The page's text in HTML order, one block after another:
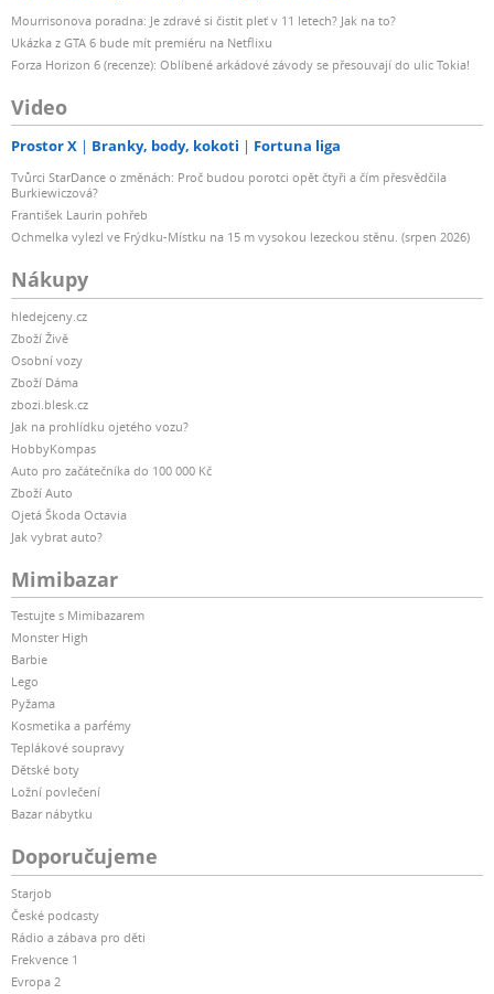
Mourrisonova poradna: Je zdravé si čistit pleť v 11 letech? Jak na to?
Ukázka z GTA 6 bude mít premiéru na Netflixu
Forza Horizon 6 (recenze): Oblíbené arkádové závody se přesouvají do ulic Tokia!
Video
Prostor X Branky, body, kokoti Fortuna liga
Tvůrci StarDance o změnách: Proč budou porotci opět čtyři a čím přesvědčila
Burkiewiczová?
František Laurin pohřeb
Ochmelka vylezl ve Frýdku-Místku na 15 m vysokou lezeckou stěnu. (srpen 2026)
Nákupy
hledejceny.cz
Zboží Živě
Osobní vozy
Zboží Dáma
zbozi.blesk.cz
Jak na prohlídku ojetého vozu?
HobbyKompas
Auto pro začátečníka do 100 000 Kč
Zboží Auto
Ojetá Škoda Octavia
Jak vybrat auto?
Mimibazar
Testujte s Mimibazarem
Monster High
Barbie
Lego
Pyžama
Kosmetika a parfémy
Teplákové soupravy
Dětské boty
Ložní povlečení
Bazar nábytku
Doporučujeme
Starjob
České podcasty
Rádio a zábava pro děti
Frekvence 1
Evropa 2